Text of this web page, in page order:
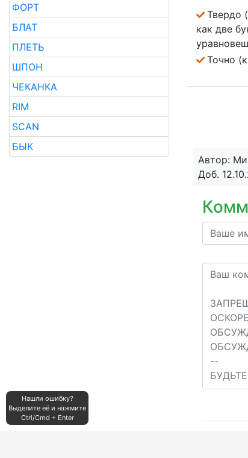
ФОРТ
БЛАТ
ПЛЕТЬ
ШПОН
ЧЕКАНКА
RIM
SCAN
БЫК
Твердо
как две
Точно
Автор:
Доб.
Нашли ошибку?
Выделите её и нажмите
Ctrl/Cmd + Enter